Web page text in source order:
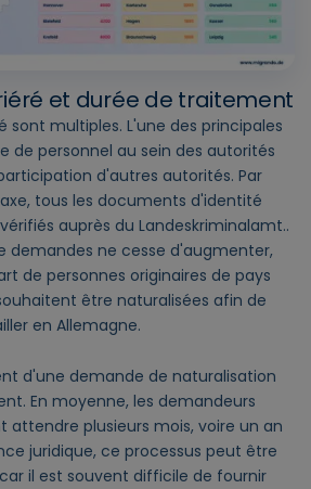
et durée de traitement
sont multiples. L'une des principales
de personnel au sein des autorités
d'autres autorités. Par
tous les documents d'identité
auprès du Landeskriminalamt..
demandes ne cesse d'augmenter,
de personnes originaires de pays
être naturalisées afin de
en Allemagne.
d'une demande de naturalisation
En moyenne, les demandeurs
plusieurs mois, voire un an
juridique, ce processus peut être
il est souvent difficile de fournir